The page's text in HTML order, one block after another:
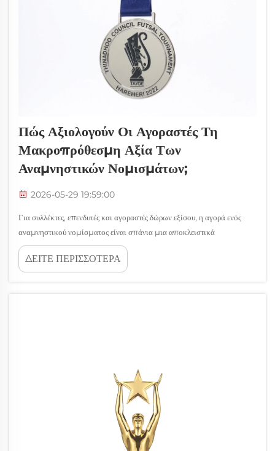
Πώς Αξιολογούν Οι Αγοραστές Τη
Μακροπρόθεσμη Αξία Των
Αναμνηστικών Νομισμάτων;
2026-05-29 19:59:00
Για συλλέκτες, επενδυτές και αγοραστές δώρων εξίσου, η αγορά ενός
αναμνηστικού νομίσματος είναι σπάνια μια αποκλειστικά
παρορμητική απόφαση. Σε αντίθεση με τις καθημερινές αγορές, ένα
αναμνηστικό νόμισμα φέρει ιστορική σημασία, τεχνική εξοικείωση
ΔΕΙΤΕ ΠΕΡΙΣΣΟΤΕΡΑ